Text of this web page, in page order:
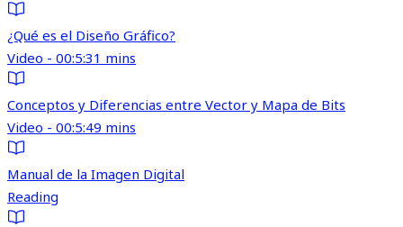
¿Qué es el Diseño Gráfico?
Video - 00:5:31 mins
Conceptos y Diferencias entre Vector y Mapa de Bits
Video - 00:5:49 mins
Manual de la Imagen Digital
Reading